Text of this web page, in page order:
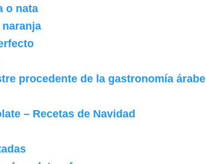
o nata
procedente de la gastronomía árabe
– Recetas de Navidad